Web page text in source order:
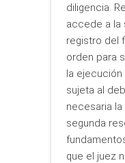
diligencia.
accede a la
registro del
orden para
la ejecución
sujeta al
necesaria
segunda
que el juez